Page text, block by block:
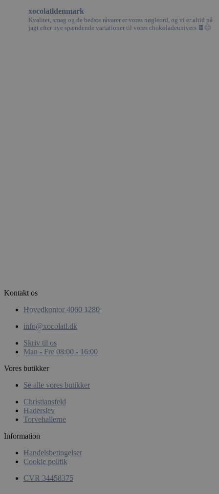
xocolatldenmark
Kvalitet, smag og de bedste råvarer er vores nøgleord, og vi er altid på
jagt efter nye spændende variationer til vores chokoladeunivers 🍫😊
Kontakt os
Hovedkontor 4060 1280
info@xocolatl.dk
Skriv til os
Man - Fre 08:00 - 16:00
Vores butikker
Se alle vores butikker
Christiansfeld
Haderslev
Torvehallerne
Information
Handelsbetingelser
Cookie politik
CVR 34458375
Absolut nødvendige
Funktionalitet
Uklassificerede
CookieScriptConsent